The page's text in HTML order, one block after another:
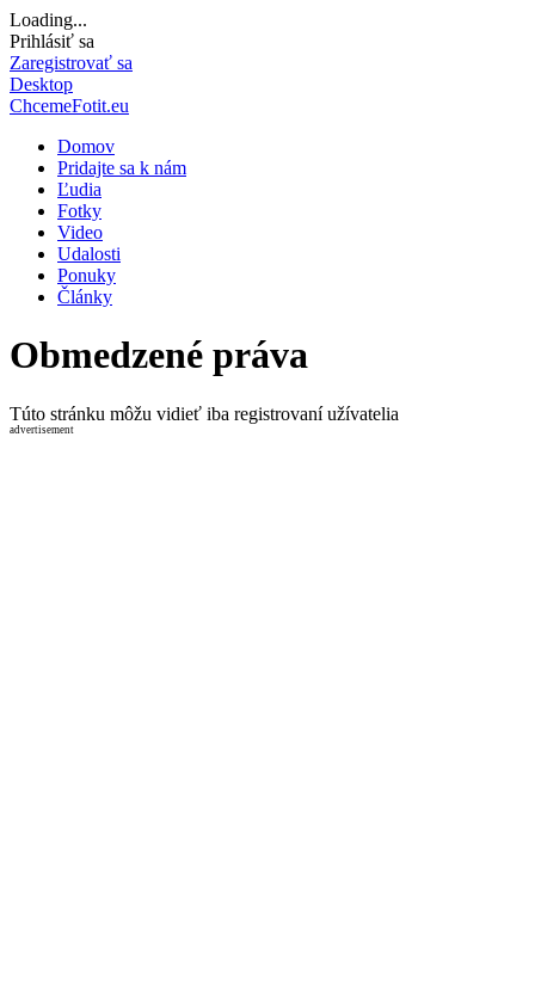
Loading...
Prihlásiť sa
Zaregistrovať sa
Desktop
ChcemeFotit.eu
Domov
Pridajte sa k nám
Ľudia
Fotky
Video
Udalosti
Ponuky
Články
Obmedzené práva
Túto stránku môžu vidieť iba registrovaní užívatelia
advertisement